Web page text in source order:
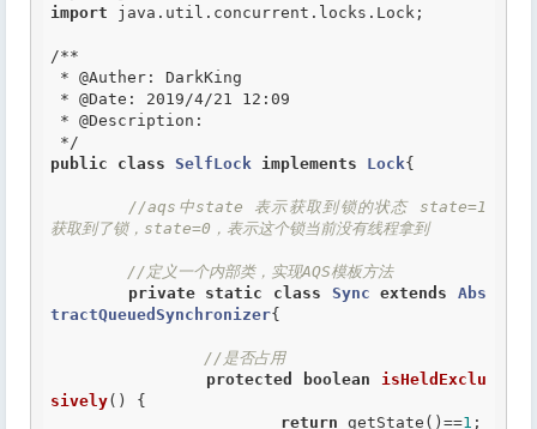
import java.util.concurrent.locks.Lock;
/**
* @Auther : DarkKing
* @Date : 2019/4/21 12:09
* @Description :
*/
public
class SelfLock implements Lock{
//aqs中state 表示获取到锁的状态 state=1
获取到了锁，state=0，表示这个锁当前没有线程拿到
//定义一个内部类，实现AQS模板方法
private
static class Sync extends
Abs
tractQueuedSynchronizer{
//是否占用
protected
boolean
isHeldExclu
sively() {
return getState()==1 ;